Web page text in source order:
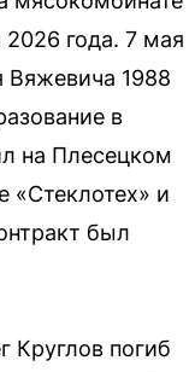
2026 года. 7 мая
Вяжевича 1988
в
на Плесецком
«Стеклотех» и
был
Круглов погиб